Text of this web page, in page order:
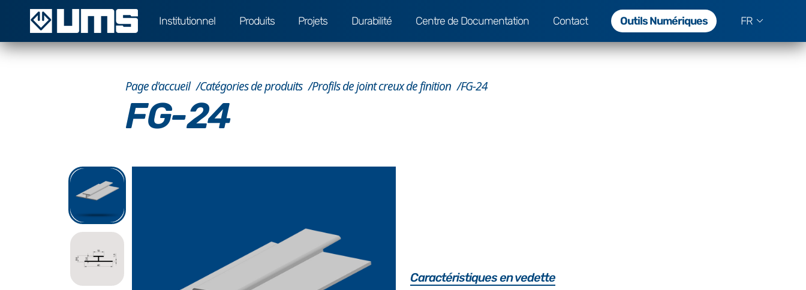
Institutionnel Produits Projets Durabilité Centre de Documentation Contact Outils Numériques FR
Page d'accueil Catégories de produits Profils de joint creux de finition FG-24
FG-24
Caractéristiques en vedette